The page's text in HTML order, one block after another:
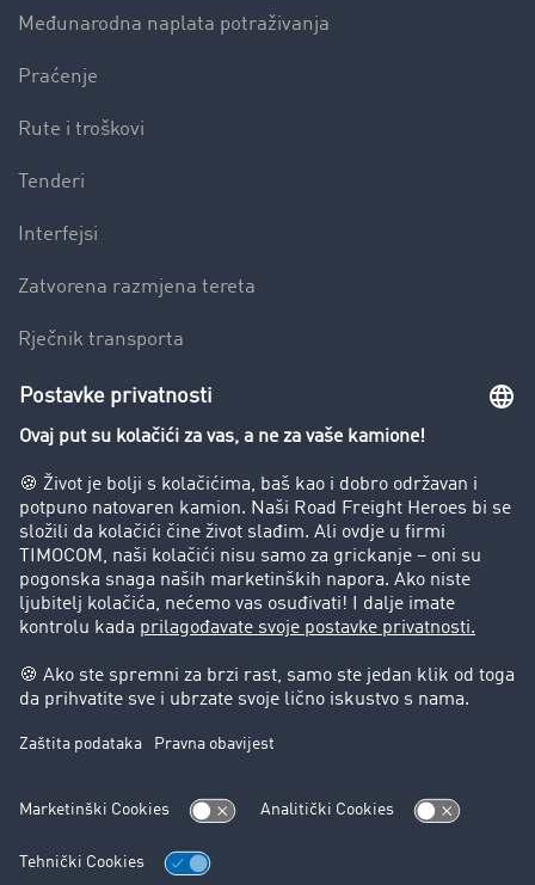
Međunarodna naplata potraživanja
Praćenje
Rute i troškovi
Tenderi
Interfejsi
Zatvorena razmjena tereta
Rječnik transporta
Preduzeće
Success Stories
Korisnici preporučuju korisnike
Blog
Zabrane vožnje za kamione
Pravni
Impresum